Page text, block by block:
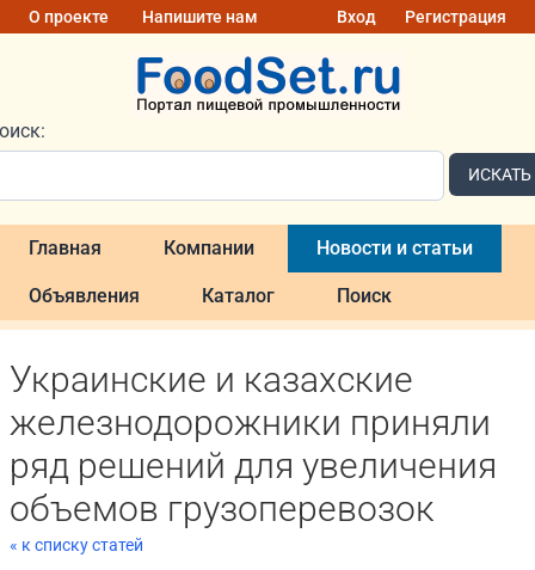
О проекте Напишите нам Вход Регистрация
ИСКАТЬ
Главная Компании Новости и статьи
Объявления Каталог Поиск
Украинские и казахские
железнодорожники приняли
ряд решений для увеличения
объемов грузоперевозок
« к списку статей